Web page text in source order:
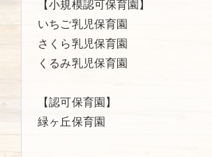
【小規模認可保育園】
いちご乳児保育園
さくら乳児保育園
くるみ乳児保育園
【認可保育園】
緑ヶ丘保育園